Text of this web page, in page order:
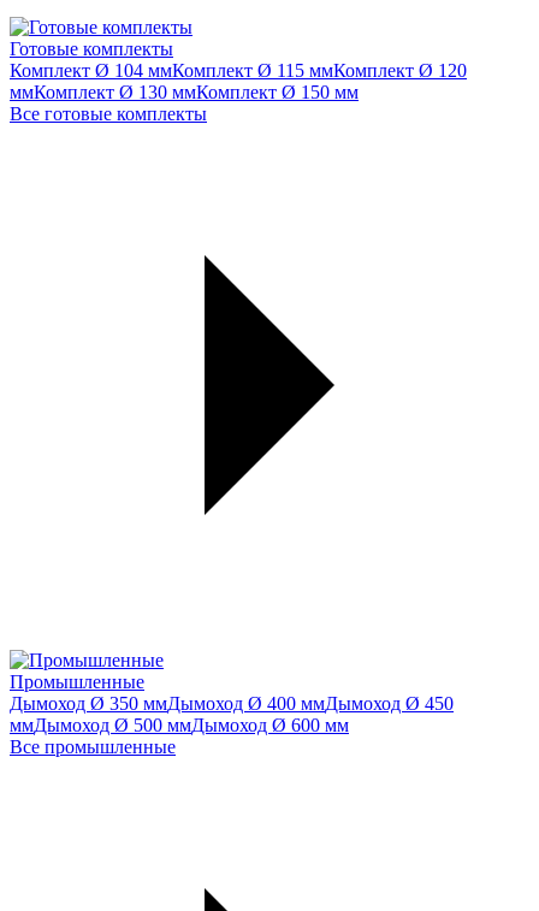
Готовые комплекты
Комплект Ø 104 ммКомплект Ø 115 ммКомплект Ø 120
ммКомплект Ø 130 ммКомплект Ø 150 мм
Все готовые комплекты
Промышленные
Дымоход Ø 350 ммДымоход Ø 400 ммДымоход Ø 450
ммДымоход Ø 500 ммДымоход Ø 600 мм
Все промышленные